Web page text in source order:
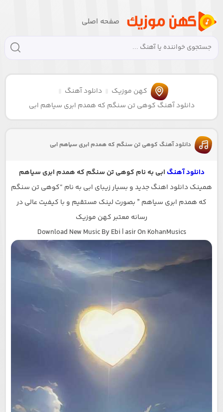
صفحه اصلی
کهن موزیک
دانلود آهنگ
دانلود آهنگ کوهی تن سنگم که همدم ابری سیاهم ابی
دانلود آهنگ کوهی تن سنگم که همدم ابری سیاهم ابی
دانلود آهنگ ابی به نام کوهی تن سنگم که همدم ابری سیاهم
همینک دانلود اهنگ جدید و بسیار زیبای ابی به نام “کوهی تن سنگم
که همدم ابری سیاهم ” بصورت لینک مستقیم و با کیفیت عالی در
رسانه معتبر کهن موزیک
Download New Music By Ebi | asir On KohanMusics